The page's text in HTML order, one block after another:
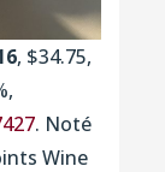
, $34.75,
. Noté
Wine